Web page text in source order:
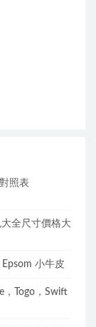
照表
全尺寸價格大
小牛皮
，Togo，Swift